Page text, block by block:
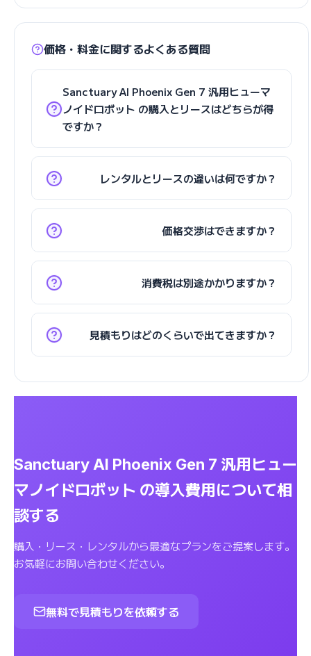
価格・料金に関するよくある質問
Sanctuary AI Phoenix Gen 7 汎用ヒューマ
ノイドロボット の購入とリースはどちらが得
ですか？
レンタルとリースの違いは何ですか？
価格交渉はできますか？
消費税は別途かかりますか？
見積もりはどのくらいで出てきますか？
Sanctuary AI Phoenix Gen 7 汎用ヒュー
マノイドロボット の導入費用について相
談する
購入・リース・レンタルから最適なプランをご提案します。
お気軽にお問い合わせください。
無料で見積もりを依頼する